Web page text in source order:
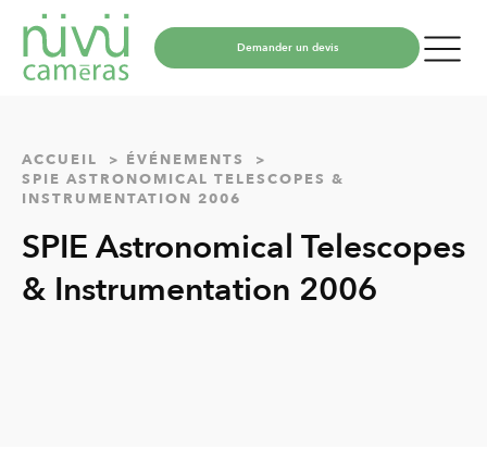
Demander un devis
ACCUEIL
ÉVÉNEMENTS
SPIE ASTRONOMICAL TELESCOPES &
INSTRUMENTATION 2006
SPIE Astronomical Telescopes
& Instrumentation 2006